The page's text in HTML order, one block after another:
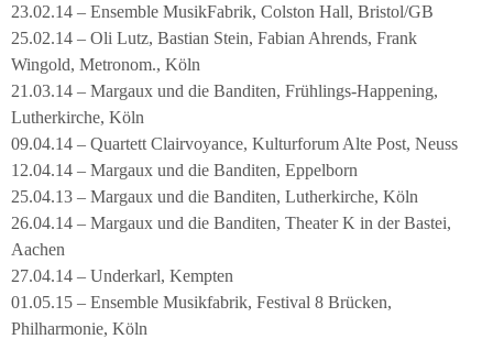
23.02.14 – Ensemble MusikFabrik, Colston Hall, Bristol/GB
25.02.14 – Oli Lutz, Bastian Stein, Fabian Ahrends, Frank
Wingold, Metronom., Köln
21.03.14 – Margaux und die Banditen, Frühlings-Happening,
Lutherkirche, Köln
09.04.14 – Quartett Clairvoyance, Kulturforum Alte Post, Neuss
12.04.14 – Margaux und die Banditen, Eppelborn
25.04.13 – Margaux und die Banditen, Lutherkirche, Köln
26.04.14 – Margaux und die Banditen, Theater K in der Bastei,
Aachen
27.04.14 – Underkarl, Kempten
01.05.15 – Ensemble Musikfabrik, Festival 8 Brücken,
Philharmonie, Köln